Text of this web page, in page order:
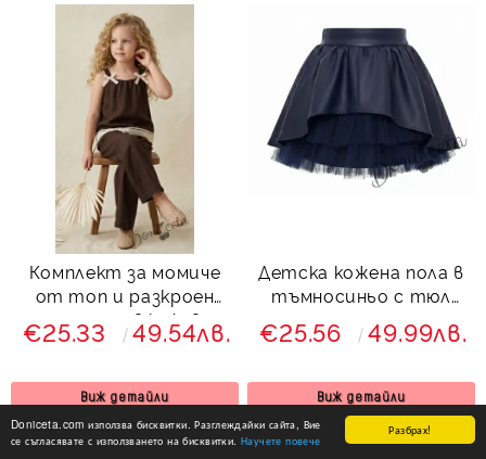
Разбрах!
Doniceta.com използва бисквитки. Разглеждайки сайта, Вие
се съгласявате с използването на бисквитки. Научете повече
Комплект за момиче
от топ и разкроен
панталон в кафяво
€25.33 49.54лв.
Виж детайли
Детска кожена пола в
тъмносиньо с тюл
отпред за момиче
Хенриета
€25.56 49.99лв.
Виж детайли